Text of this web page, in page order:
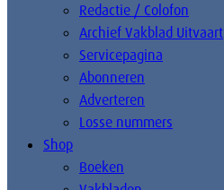
Redactie / Colofon
Archief Vakblad Uitvaart
Servicepagina
Abonneren
Adverteren
Losse nummers
Shop
Boeken